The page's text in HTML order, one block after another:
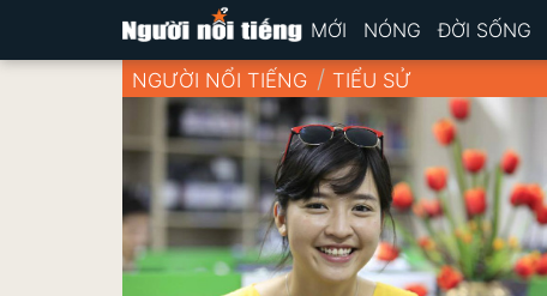
MỚI NÓNG ĐỜI SỐNG
NGƯỜI NỔI TIẾNG TIỂU SỬ